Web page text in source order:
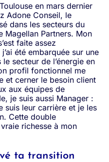
en mars dernier
Adone Conseil, le
dans les secteurs du
Magellan Partners. Mon
faite assez
été embarquée sur une
secteur de l’énergie en
profil fonctionnel me
et cerner le besoin client
aux équipes de
je suis aussi Manager :
suis leur carrière et je les
Cette double
richesse à mon
ta transition